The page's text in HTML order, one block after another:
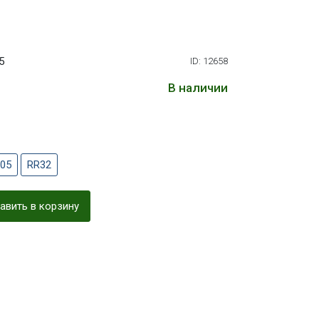
ID: 12658
В наличии
RR32
в корзину